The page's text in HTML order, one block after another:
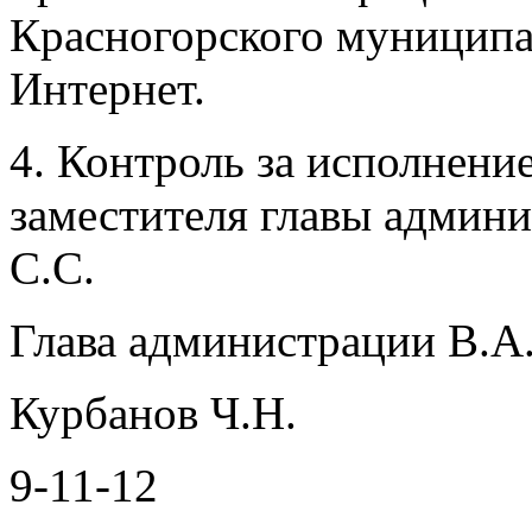
Красногорского
Интернет.
4. Контроль за
заместителя главы
С.С.
Глава администрации
Курбанов Ч.Н.
9-11-12